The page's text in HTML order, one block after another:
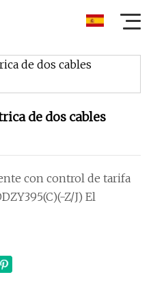
de dos cables
con control de tarifa
Z/J) El